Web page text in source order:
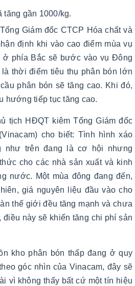
tăng gần 1000/kg.
Giám đốc CTCP Hóa chất và
định khi vào cao điểm mùa vụ
ở phía Bắc sẽ bước vào vụ Đông
thời điểm tiêu thụ phân bón lớn
phân bón sẽ tăng cao. Khi đó,
hướng tiếp tục tăng cao.
tịch HĐQT kiêm Tổng Giám đốc
cho biết: Tình hình xáo
như trên đang là cơ hội nhưng
cho các nhà sản xuất và kinh
nước. Một mùa đông đang đến,
giá nguyên liệu đầu vào cho
thế giới đều tăng mạnh và chưa
này sẽ khiến tăng chi phí sản
kho phân bón thấp đang ở quy
góc nhìn của Vinacam, đây sẽ
vì không thấy bất cứ một tín hiệu